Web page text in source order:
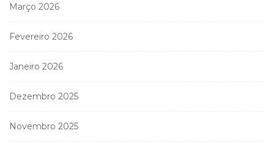
Março 2026
Fevereiro 2026
Janeiro 2026
Dezembro 2025
Novembro 2025